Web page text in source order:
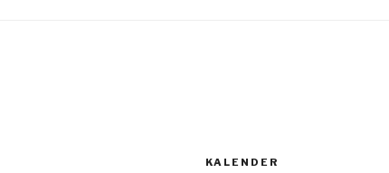
KALENDER